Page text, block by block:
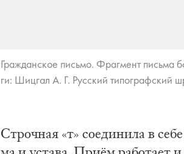
Гра­ждан­ское пись­мо. Фраг­мент
ги: Шиц­гал А. Г. Рус­ский ти­по­граф­ский
Строч­ная «т» со­еди­ни­ла в